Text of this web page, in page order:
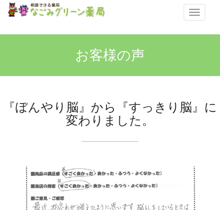
メ
お客様の声
『ぼんやり脳』から『すっきり脳』に
変わりました。